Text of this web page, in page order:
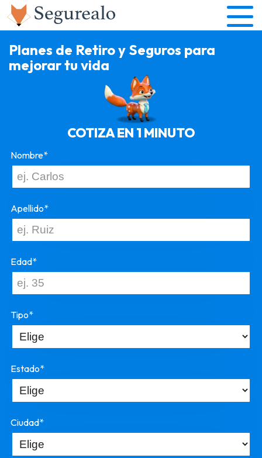
Planes de Retiro y Seguros para
mejorar tu vida
COTIZA EN 1 MINUTO
Nombre*
Apellido*
Edad*
Tipo*
Estado*
Ciudad*